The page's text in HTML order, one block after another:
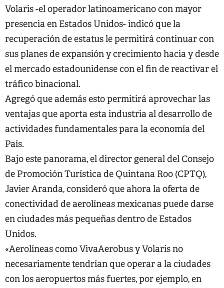
Volaris -el operador latinoamericano con mayor
presencia en Estados Unidos- indicó que la
recuperación de estatus le permitirá continuar con
sus planes de expansión y crecimiento hacia y desde
el mercado estadounidense con el fin de reactivar el
tráfico binacional.
Agregó que además esto permitirá aprovechar las
ventajas que aporta esta industria al desarrollo de
actividades fundamentales para la economía del
País.
Bajo este panorama, el director general del Consejo
de Promoción Turística de Quintana Roo (CPTQ),
Javier Aranda, consideró que ahora la oferta de
conectividad de aerolíneas mexicanas puede darse
en ciudades más pequeñas dentro de Estados
Unidos.
«Aerolíneas como VivaAerobus y Volaris no
necesariamente tendrían que operar a la ciudades
con los aeropuertos más fuertes, por ejemplo, en